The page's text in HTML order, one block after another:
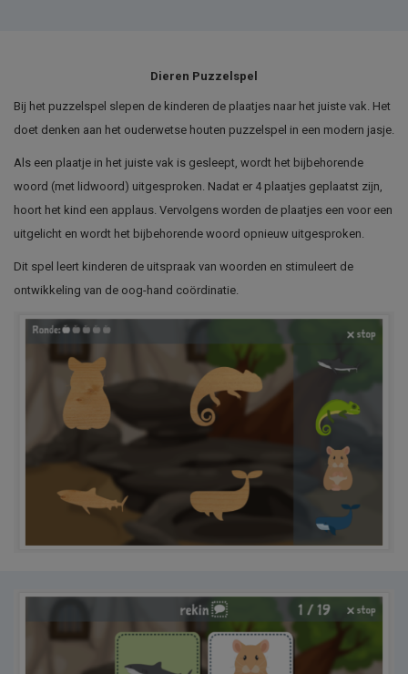
Dieren Puzzelspel
Bij het puzzelspel slepen de kinderen de plaatjes naar het juiste vak. Het
doet denken aan het ouderwetse houten puzzelspel in een modern jasje.
Als een plaatje in het juiste vak is gesleept, wordt het bijbehorende
woord (met lidwoord) uitgesproken. Nadat er 4 plaatjes geplaatst zijn,
hoort het kind een applaus. Vervolgens worden de plaatjes een voor een
uitgelicht en wordt het bijbehorende woord opnieuw uitgesproken.
Dit spel leert kinderen de uitspraak van woorden en stimuleert de
ontwikkeling van de oog-hand coördinatie.